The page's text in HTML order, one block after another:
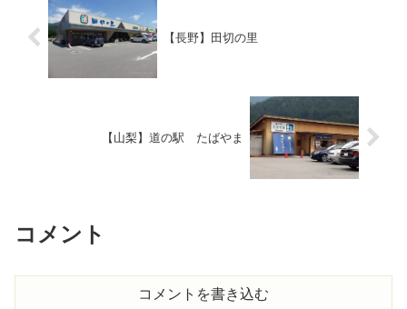
【長野】田切の里
【山梨】道の駅 たばやま
コメント
コメントを書き込む